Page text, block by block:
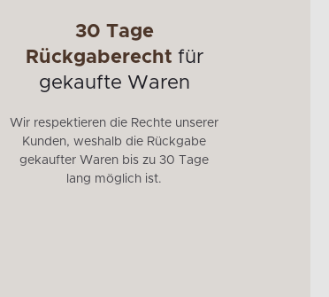
30 Tage
Rückgaberecht für
gekaufte Waren
Wir respektieren die Rechte unserer
Kunden, weshalb die Rückgabe
gekaufter Waren bis zu 30 Tage
lang möglich ist.